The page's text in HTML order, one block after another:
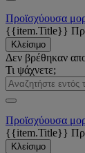
Προϊσχύουσα
{{item.Title}}
Κλείσιμο
Δεν βρέθηκαν
Τι ψάχνετε;
Προϊσχύουσα
{{item.Title}}
Κλείσιμο